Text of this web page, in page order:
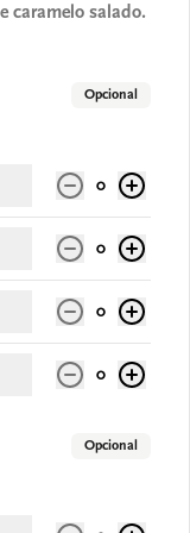
caramelo salado.
Opcional
0
0
0
0
Opcional